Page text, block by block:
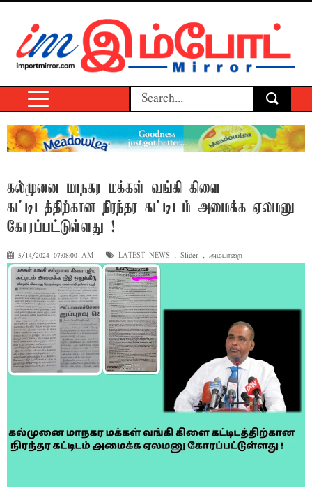
கல்முனை மாநகர மக்கள் வங்கி கிளை
கட்டிடத்திற்கான நிரந்தர கட்டிடம் அமைக்க ஏலமனு
கோரப்பட்டுள்ளது !
5/14/2024 07:08:00 AM LATEST NEWS , Slider , அம்பாறை